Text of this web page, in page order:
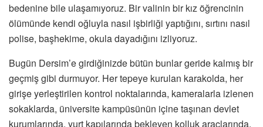
bedenine bile ulaşamıyoruz. Bir valinin bir kız öğrencinin
ölümünde kendi oğluyla nasıl işbirliği yaptığını, sırtını nasıl
polise, başhekime, okula dayadığını izliyoruz.
Bugün Dersim’e girdiğinizde bütün bunlar geride kalmış bir
geçmiş gibi durmuyor. Her tepeye kurulan karakolda, her
girişe yerleştirilen kontrol noktalarında, kameralarla izlenen
sokaklarda, üniversite kampüsünün içine taşınan devlet
kurumlarında, yurt kapılarında bekleyen kolluk araçlarında,